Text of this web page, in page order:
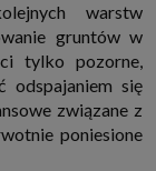
IT,
to jedynie na
zobowiązującej
niekorzystania z
takich jak pliki
danych
warstw
gruntów w
tylko pozorne,
odspajaniem się
związane z
poniesione